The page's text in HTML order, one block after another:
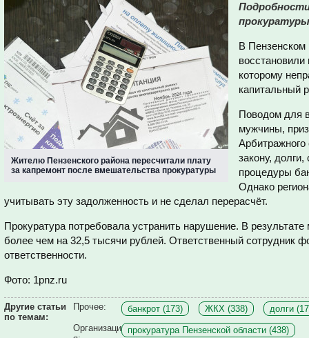
Жителю Пензенского района пересчитали плату
за капремонт после вмешательства прокуратуры
В Пензенском
которому
капитальный
Поводом для
мужчины,
Арбитражного
закону,
процедуры
Однако
учитывать эту задолженность и не сделал перерасчёт.
Прокуратура потребовала устранить нарушение. В
более чем на 32,5 тысячи рублей. Ответственный сотрудник
ответственности.
Фото: 1pnz.ru
Другие статьи
по темам:
Прочее: банкрот (173) ЖКХ (338)
долги
Организаци
прокуратура Пензенской области (438)